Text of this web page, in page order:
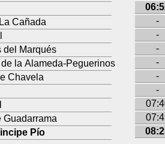
Cañada
-
-
del Marqués
-
la Alameda-Peguerinos
-
Chavela
-
-
Pío